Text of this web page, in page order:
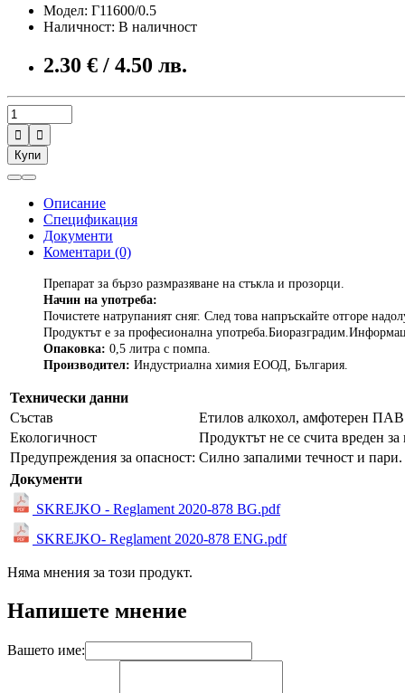
Модел: Г11600/0.5
Наличност: В наличност
2.30 € / 4.50 лв.


Купи
Описание
Спецификация
Документи
Коментари (0)
Препарат за бързо размразяване на стъкла и прозорци.
Начин на употреба:
Почистете натрупаният сняг. След това напръскайте отгоре
Продуктът е за професионална
Опаковка: 0,5 литра с помпа.
Производител: Индустриална химия ЕООД, България.
Технически данни
Състав
Етилов алкохол, амфотерен ПАВ
Екологичност
Продуктът не се счита вреден
Предупреждения за опасност: Силно запалими течност и пари.
Документи
SKREJKO - Reglament 2020-878 BG.pdf
SKREJKO- Reglament 2020-878 ENG.pdf
Няма мнения за този продукт.
Напишете мнение
Вашето име: